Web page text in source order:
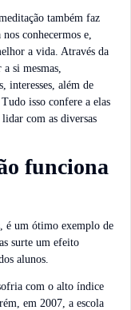
também faz
conhecermos e,
a vida. Através da
si mesmas,
interesses, além de
isso confere a elas
com as diversas
funciona
é um ótimo exemplo de
surte um efeito
alunos.
com o alto índice
em 2007, a escola